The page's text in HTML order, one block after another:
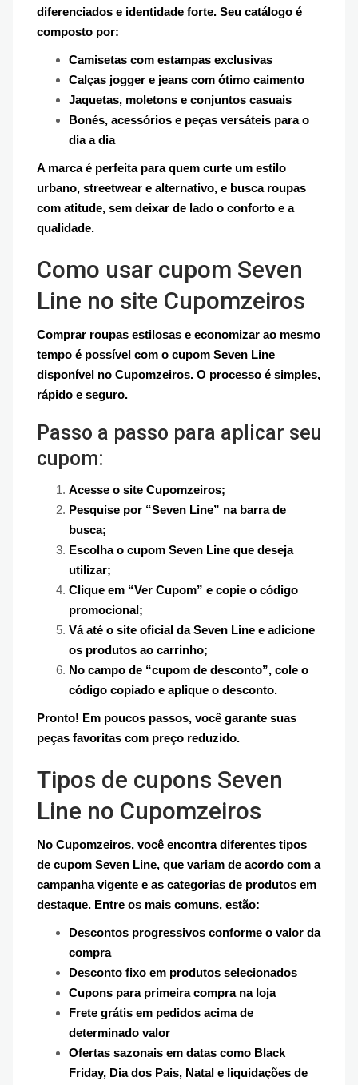
diferenciados e identidade forte. Seu catálogo é
composto por:
Camisetas com estampas exclusivas
Calças jogger e jeans com ótimo caimento
Jaquetas, moletons e conjuntos casuais
Bonés, acessórios e peças versáteis para o
dia a dia
A marca é perfeita para quem curte um estilo
urbano, streetwear e alternativo, e busca roupas
com atitude, sem deixar de lado o conforto e a
qualidade.
Como usar cupom Seven
Line no site Cupomzeiros
Comprar roupas estilosas e economizar ao mesmo
tempo é possível com o cupom Seven Line
disponível no Cupomzeiros. O processo é simples,
rápido e seguro.
Passo a passo para aplicar seu
cupom:
Acesse o site Cupomzeiros;
Pesquise por “Seven Line” na barra de
busca;
Escolha o cupom Seven Line que deseja
utilizar;
Clique em “Ver Cupom” e copie o código
promocional;
Vá até o site oficial da Seven Line e adicione
os produtos ao carrinho;
No campo de “cupom de desconto”, cole o
código copiado e aplique o desconto.
Pronto! Em poucos passos, você garante suas
peças favoritas com preço reduzido.
Tipos de cupons Seven
Line no Cupomzeiros
No Cupomzeiros, você encontra diferentes tipos
de cupom Seven Line, que variam de acordo com a
campanha vigente e as categorias de produtos em
destaque. Entre os mais comuns, estão:
Descontos progressivos conforme o valor da
compra
Desconto fixo em produtos selecionados
Cupons para primeira compra na loja
Frete grátis em pedidos acima de
determinado valor
Ofertas sazonais em datas como Black
Friday, Dia dos Pais, Natal e liquidações de